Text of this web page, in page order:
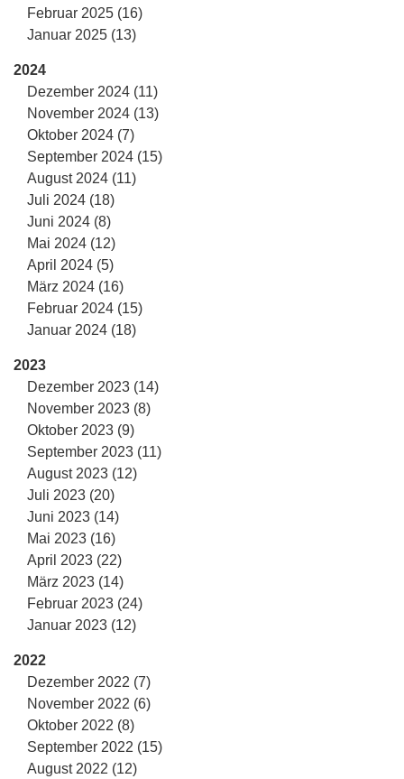
Februar 2025 (16)
Januar 2025 (13)
2024
Dezember 2024 (11)
November 2024 (13)
Oktober 2024 (7)
September 2024 (15)
August 2024 (11)
Juli 2024 (18)
Juni 2024 (8)
Mai 2024 (12)
April 2024 (5)
März 2024 (16)
Februar 2024 (15)
Januar 2024 (18)
2023
Dezember 2023 (14)
November 2023 (8)
Oktober 2023 (9)
September 2023 (11)
August 2023 (12)
Juli 2023 (20)
Juni 2023 (14)
Mai 2023 (16)
April 2023 (22)
März 2023 (14)
Februar 2023 (24)
Januar 2023 (12)
2022
Dezember 2022 (7)
November 2022 (6)
Oktober 2022 (8)
September 2022 (15)
August 2022 (12)